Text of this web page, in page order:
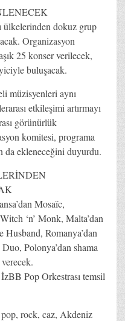
ülkelerinden dokuz grup
Organizasyon
25 konser verilecek,
buluşacak.
müzisyenleri aynı
etkileşimi artırmayı
görünürlük
komitesi, programa
da ekleneceğini duyurdu.
Mosaïc,
‘n’ Monk, Malta’dan
Husband, Romanya’dan
Polonya’dan shama
Pop Orkestrası temsil
rock, caz, Akdeniz